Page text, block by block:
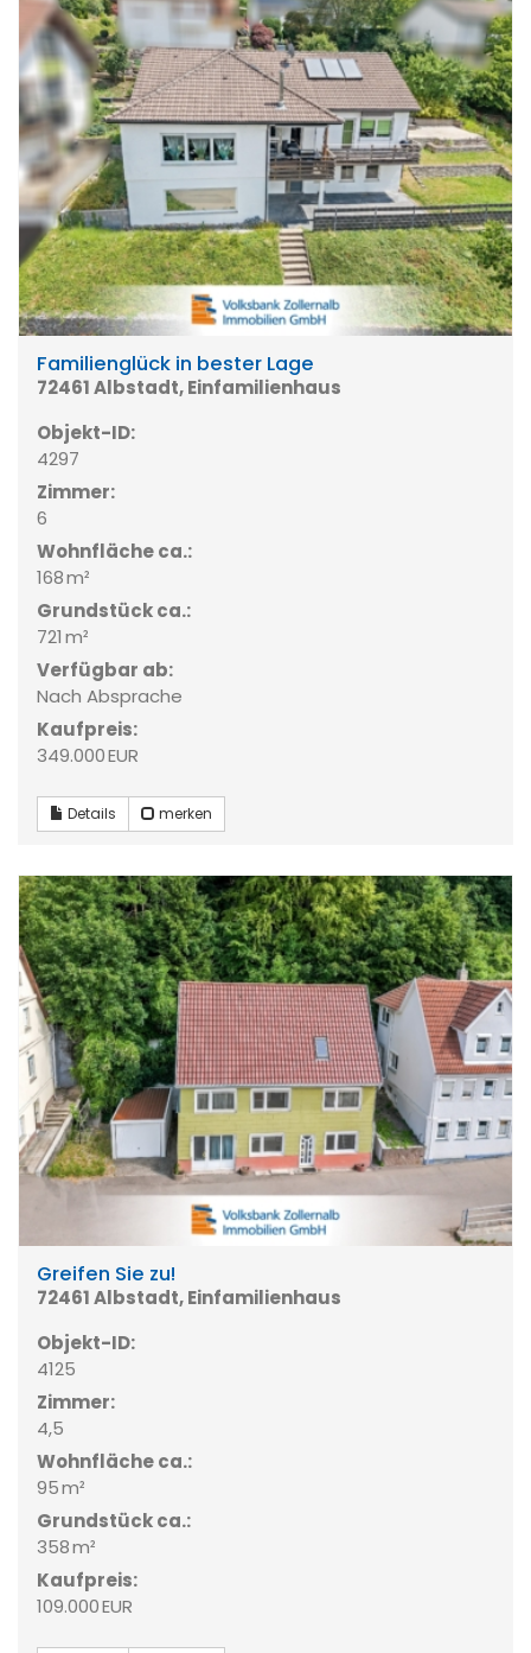
Familienglück in bester Lage
72461 Albstadt, Einfamilienhaus
Objekt-ID:
4297
Zimmer:
6
Wohnfläche ca.:
168 m²
Grund­stück ca.:
721 m²
Verfügbar ab:
Nach Absprache
Kaufpreis:
349.000 EUR
Details merken
Greifen Sie zu!
72461 Albstadt, Einfamilienhaus
Objekt-ID:
4125
Zimmer:
4,5
Wohnfläche ca.:
95 m²
Grund­stück ca.:
358 m²
Kaufpreis:
109.000 EUR